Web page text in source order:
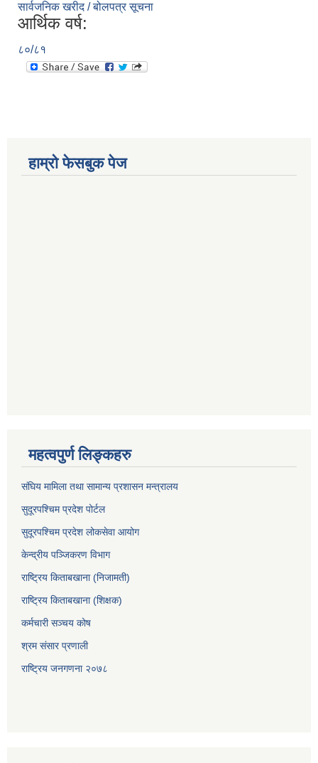
सार्वजनिक खरीद / बोलपत्र सूचना
आर्थिक वर्ष:
८०/८१
हाम्रो फेसबुक पेज
महत्वपुर्ण लिङ्कहरु
संघिय मामिला तथा सामान्य प्रशासन मन्त्रालय
सुदूरपश्चिम प्रदेश पोर्टल
सुदूरपश्‍चिम प्रदेश लोकसेवा आयोग
केन्द्रीय पञ्जिकरण विभाग
राष्ट्रिय किताबखाना (निजामती)
राष्ट्रिय किताबखाना (शिक्षक)
कर्मचारी सञ्चय कोष
श्रम संसार प्रणाली
राष्ट्रिय जनगणना २०७८